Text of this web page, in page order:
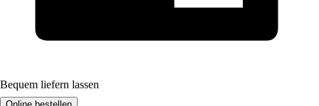
Bequem liefern lassen